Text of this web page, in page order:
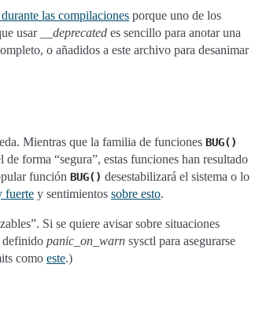
las compilaciones porque uno de los
usar
__deprecated es sencillo para anotar una
o añadidos a este archivo para desanimar
Mientras que la familia de funciones BUG()
forma “segura”, estas funciones han resultado
función BUG() desestabilizará el sistema o lo
fuerte y sentimientos sobre esto.
Si se quiere avisar sobre situaciones
definido panic_on_warn sysctl para asegurarse
como este.)